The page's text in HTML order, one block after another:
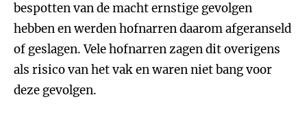
bespotten van de macht ernstige gevolgen
hebben en werden hofnarren daarom afgeranseld
of geslagen. Vele hofnarren zagen dit overigens
als risico van het vak en waren niet bang voor
deze gevolgen.